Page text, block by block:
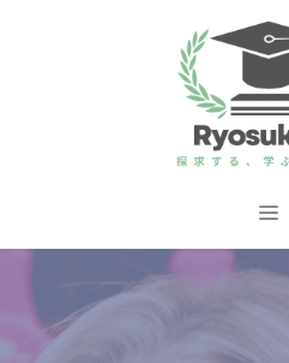
ス
メ